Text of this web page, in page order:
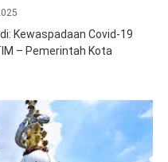
Kewaspadaan Covid-19
– Pemerintah Kota